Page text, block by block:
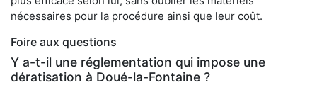
nécessaires pour la procédure ainsi que leur coût.
Foire aux questions
Y a-t-il une réglementation qui impose une
dératisation à Doué-la-Fontaine ?